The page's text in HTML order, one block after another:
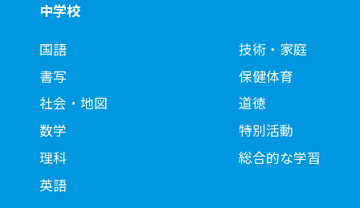
中学校
国語
書写
社会・地図
数学
理科
英語
技術・家庭
保健体育
道徳
特別活動
総合的な学習